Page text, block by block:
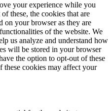
your experience while you
these, the cookies that are
on your browser as they are
of the website. We
us analyze and understand how
will be stored in your browser
the option to opt-out of these
cookies may affect your